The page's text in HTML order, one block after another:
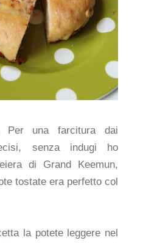
Per una farcitura dai
senza indugi ho
di Grand Keemun,
tostate era perfetto col
la potete leggere nel